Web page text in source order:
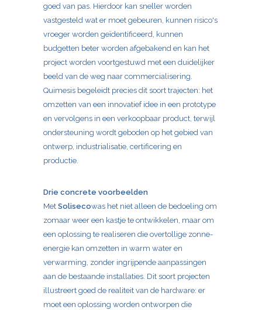
goed van pas. Hierdoor kan sneller worden
vastgesteld wat er moet gebeuren, kunnen risico's
vroeger worden geïdentificeerd, kunnen
budgetten beter worden afgebakend en kan het
project worden voortgestuwd met een duidelijker
beeld van de weg naar commercialisering.
Quimesis begeleidt precies dit soort trajecten: het
omzetten van een innovatief idee in een prototype
en vervolgens in een verkoopbaar product, terwijl
ondersteuning wordt geboden op het gebied van
ontwerp, industrialisatie, certificering en
productie.
Drie concrete voorbeelden
Met Solisecowas het niet alleen de bedoeling om
zomaar weer een kastje te ontwikkelen, maar om
een oplossing te realiseren die overtollige zonne-
energie kan omzetten in warm water en
verwarming, zonder ingrijpende aanpassingen
aan de bestaande installaties. Dit soort projecten
illustreert goed de realiteit van de hardware: er
moet een oplossing worden ontworpen die